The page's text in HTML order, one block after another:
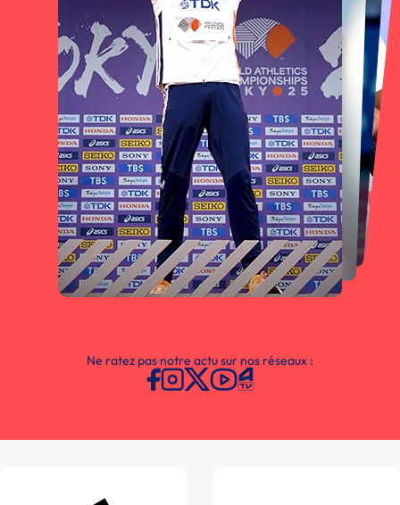
Ne ratez pas notre actu sur nos réseaux :